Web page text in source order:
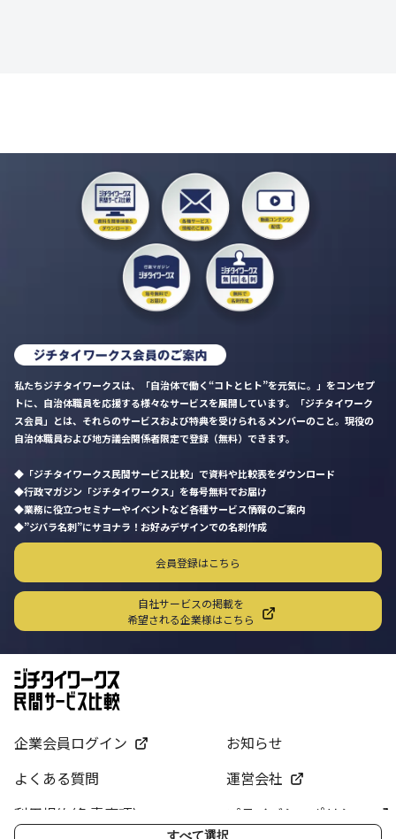
すべて選択
私たちジチタイワークスは、「自治体で働く“コトとヒト”を元気に。」をコンセプ
トに、自治体職員を応援する様々なサービスを展開しています。「ジチタイワーク
ス会員」とは、それらのサービスおよび特典を受けられるメンバーのこと。現役の
自治体職員および地方議会関係者限定で登録（無料）できます。
「ジチタイワークス民間サービス比較」で資料や比較表をダウンロード
行政マガジン「ジチタイワークス」を毎号無料でお届け
業務に役立つセミナーやイベントなど各種サービス情報のご案内
”ジバラ名刺”にサヨナラ！お好みデザインでの名刺作成
会員登録はこちら
自社サービスの掲載を
希望される企業様はこちら
企業会員ログイン
お知らせ
よくある質問
運営会社
利用規約(免責事項)
プライバシーポリシー